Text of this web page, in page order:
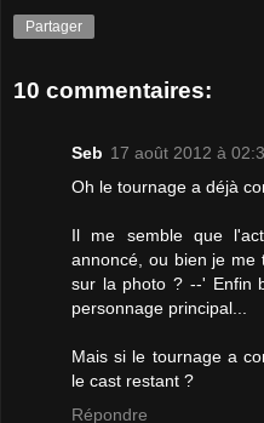
Partager
10 commentaires:
Seb 17 août 2012 à
Oh le tournage a déjà
Il me semble que
annoncé, ou bien je me
sur la photo ? --' Enfin
personnage principal...
Mais si le tournage a
le cast restant ?
Répondre